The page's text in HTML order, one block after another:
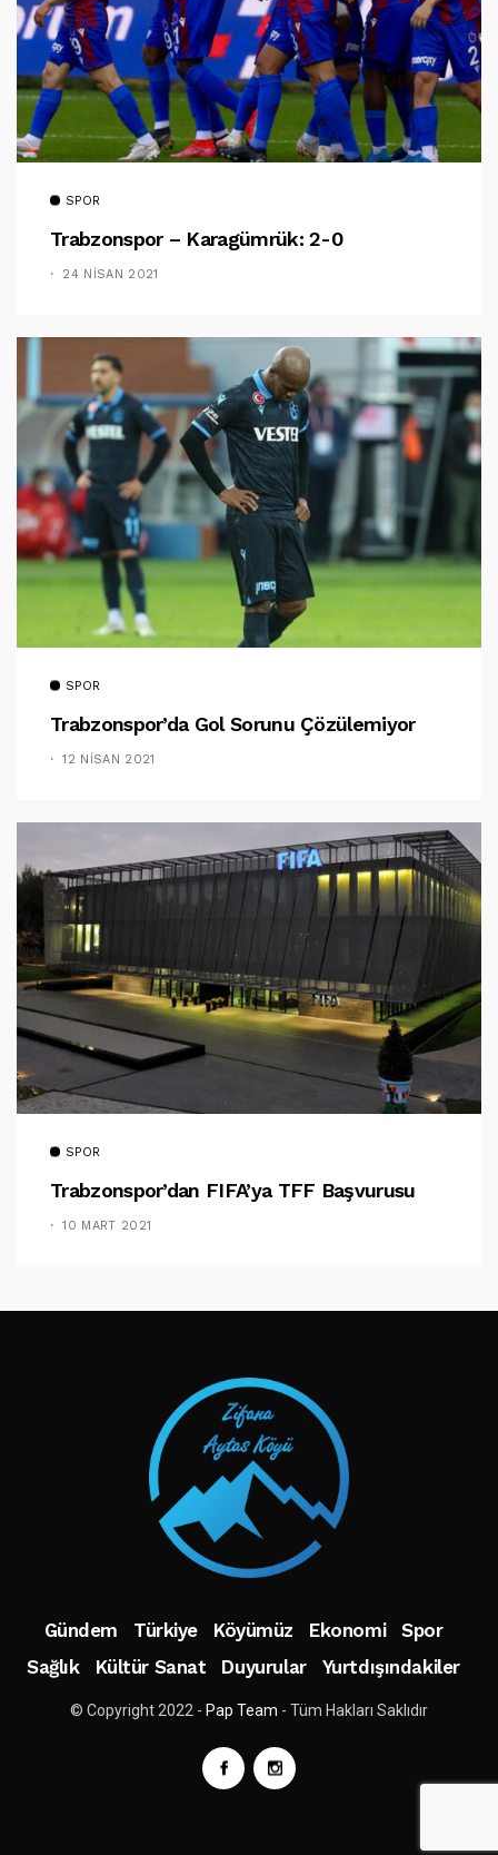
SPOR
Trabzonspor – Karagümrük: 2-0
24 NISAN 2021
SPOR
Trabzonspor’da Gol Sorunu Çözülemiyor
12 NISAN 2021
SPOR
Trabzonspor’dan FIFA’ya TFF Başvurusu
10 MART 2021
TAKIP ET
Gündem Türkiye Köyümüz Ekonomi
Spor
Sağlık
Kültür Sanat Duyurular Yurtdışındakiler
© Copyright 2022 - Pap Team - Tüm Hakları Saklıdır